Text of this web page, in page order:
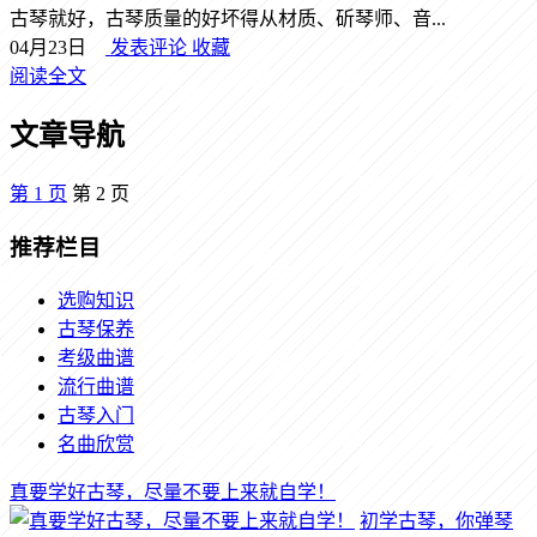
古琴就好，古琴质量的好坏得从材质、斫琴师、音...
04月23日
发表评论 收藏
阅读全文
文章导航
第 1 页 第 2 页
推荐栏目
选购知识
古琴保养
考级曲谱
流行曲谱
古琴入门
名曲欣赏
真要学好古琴，尽量不要上来就自学！
初学古琴，你弹琴